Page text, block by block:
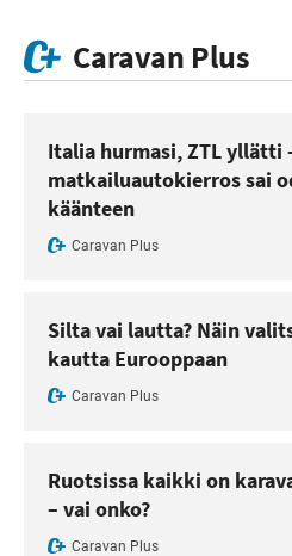
Caravan Plus
Italia hurmasi, ZTL yllätti
matkailuautokierros sai
käänteen
Caravan Plus
Silta vai lautta? Näin
kautta Eurooppaan
Caravan Plus
Ruotsissa kaikki on
– vai onko?
Caravan Plus